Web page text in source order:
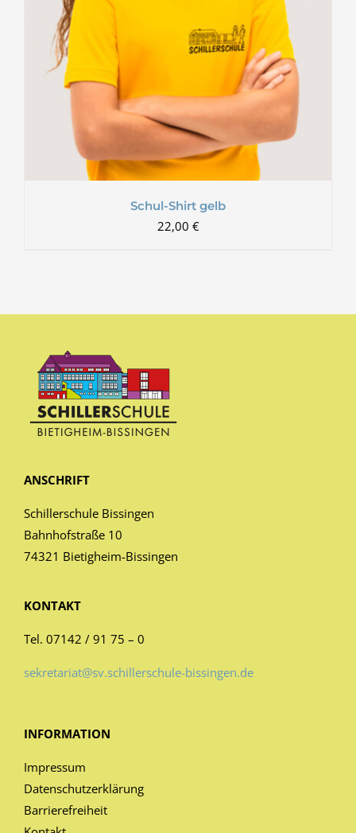
Schul-Shirt gelb
22,00 €
ANSCHRIFT
Schillerschule Bissingen
Bahnhofstraße 10
74321 Bietigheim-Bissingen
KONTAKT
Tel. 07142 / 91 75 – 0
sekretariat@sv.schillerschule-bissingen.de
INFORMATION
Impressum
Datenschutzerklärung
Barrierefreiheit